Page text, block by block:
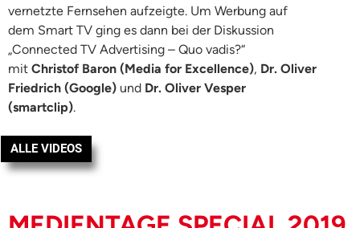
vernetzte Fernsehen aufzeigte. Um Werbung auf
dem Smart TV ging es dann bei der Diskussion
„Connected TV Advertising – Quo vadis?“
mit Christof Baron (Media for Excellence), Dr. Oliver
Friedrich (Google) und Dr. Oliver Vesper
(smartclip).
ALLE VIDEOS